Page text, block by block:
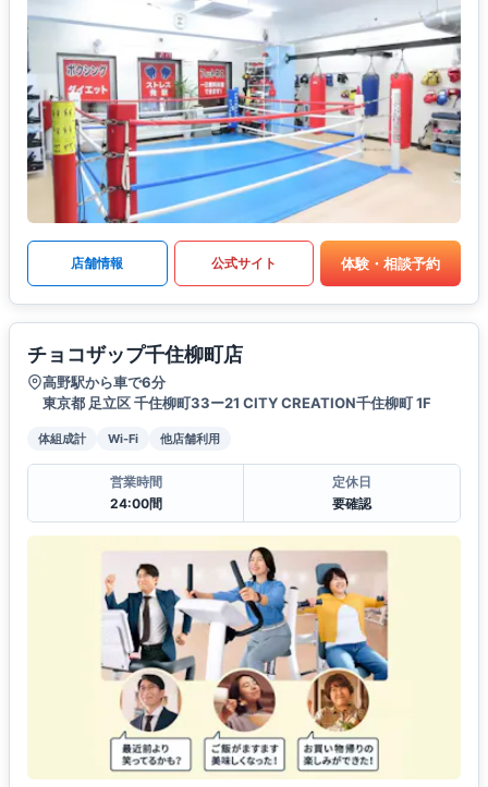
店舗情報 公式サイト 体験・相談予約
チョコザップ千住柳町店
高野駅から車で6分
東京都 足立区 千住柳町33ー21 CITY CREATION千住柳町 1F
体組成計 Wi-Fi 他店舗利用
営業時間
24:00間
定休日
要確認